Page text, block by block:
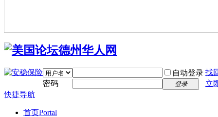
自动登录 找
密码
登录
立
快捷导航
首页Portal